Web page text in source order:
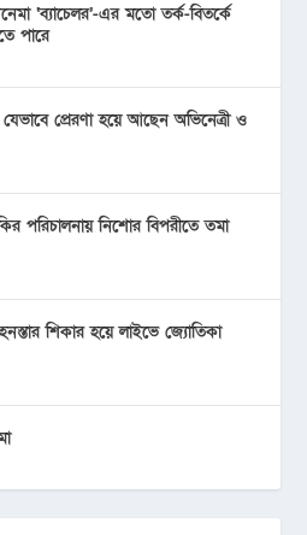
‘ব্যাচেলর’-এর মতো তর্ক-বিতর্কে
পারে
প্রেরণা হয়ে আছেন অভিনেত্রী ও
পরিচালনায় নিশোর বিপরীতে তমা
শিকার হয়ে লাইভে জ্যোতিকা